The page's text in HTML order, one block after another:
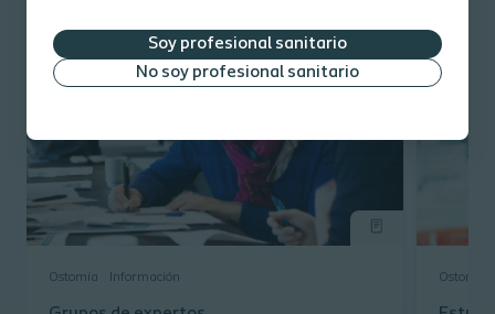
Soy profesional sanitario
No soy profesional sanitario
Ostomía Información Ostomía